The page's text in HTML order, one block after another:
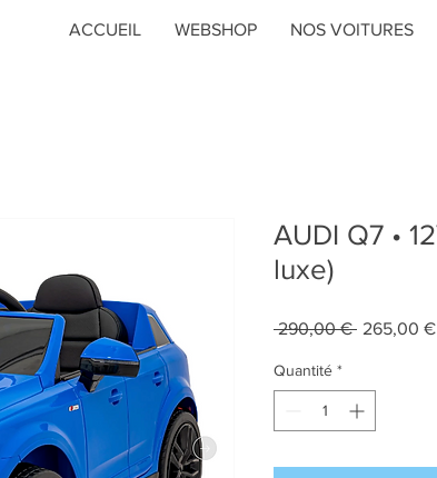
ACCUEIL WEBSHOP NOS VOITURES
AUDI Q7 •
luxe)
290,00 € Prix
265,00 €
Quantité *